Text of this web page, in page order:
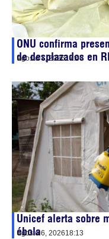
ONU confirma
de desplazados en
agosto 7, 202617:40
Unicef alerta sobre
ébola
agosto 6, 202618:13